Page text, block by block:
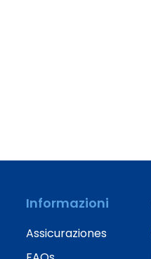
Informazioni
Assicuraziones